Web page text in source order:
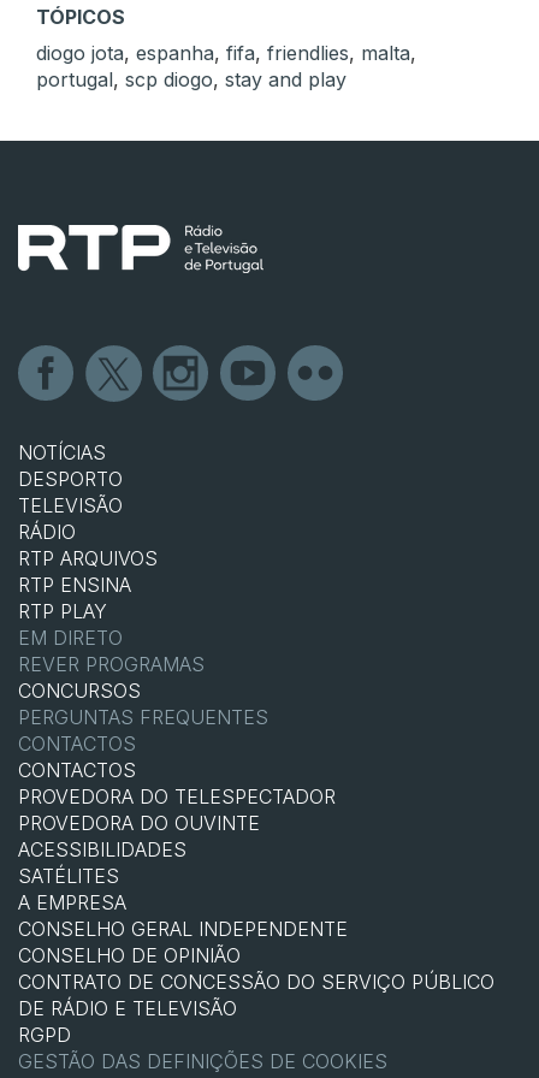
TÓPICOS
diogo jota, espanha, fifa, friendlies, malta,
portugal, scp diogo, stay and play
NOTÍCIAS
DESPORTO
TELEVISÃO
RÁDIO
RTP ARQUIVOS
RTP ENSINA
RTP PLAY
EM DIRETO
REVER PROGRAMAS
CONCURSOS
PERGUNTAS FREQUENTES
CONTACTOS
CONTACTOS
PROVEDORA DO TELESPECTADOR
PROVEDORA DO OUVINTE
ACESSIBILIDADES
SATÉLITES
A EMPRESA
CONSELHO GERAL INDEPENDENTE
CONSELHO DE OPINIÃO
CONTRATO DE CONCESSÃO DO SERVIÇO PÚBLICO
DE RÁDIO E TELEVISÃO
RGPD
GESTÃO DAS DEFINIÇÕES DE COOKIES